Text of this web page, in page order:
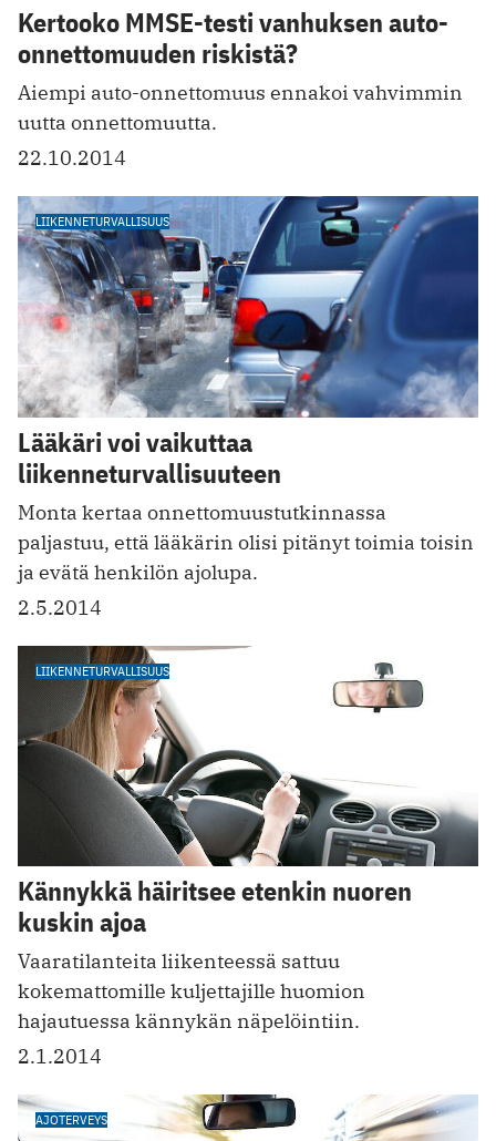
Kertooko MMSE-testi vanhuksen auto-
onnettomuuden riskistä?
Aiempi auto-onnettomuus ennakoi vahvimmin
uutta onnettomuutta.
22.10.2014
LIIKENNETURVALLISUUS
Lääkäri voi vaikuttaa
liikenneturvallisuuteen
Monta kertaa onnettomuustutkinnassa
paljastuu, että lääkärin olisi pitänyt toimia toisin
ja evätä henkilön ajolupa.
2.5.2014
LIIKENNETURVALLISUUS
Kännykkä häiritsee etenkin nuoren
kuskin ajoa
Vaaratilanteita liikenteessä sattuu
kokemattomille kuljettajille huomion
hajautuessa kännykän näpelöintiin.
2.1.2014
AJOTERVEYS